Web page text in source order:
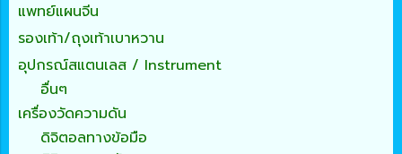
แพทย์แผนจีน
รองเท้า/ถุงเท้าเบาหวาน
อุปกรณ์สแตนเลส / Instrument
อื่นๆ
เครื่องวัดความดัน
ดิจิตอลทางข้อมือ